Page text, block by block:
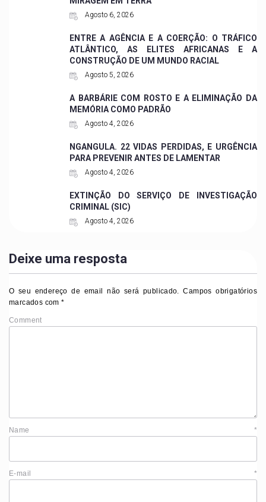
Agosto 6, 2026
ENTRE A AGÊNCIA E A COERÇÃO: O TRÁFICO
ATLÂNTICO, AS ELITES AFRICANAS E A
CONSTRUÇÃO DE UM MUNDO RACIAL
Agosto 5, 2026
A BARBÁRIE COM ROSTO E A ELIMINAÇÃO DA
MEMÓRIA COMO PADRÃO
Agosto 4, 2026
NGANGULA. 22 VIDAS PERDIDAS, E URGÊNCIA
PARA PREVENIR ANTES DE LAMENTAR
Agosto 4, 2026
EXTINÇÃO DO SERVIÇO DE INVESTIGAÇÃO
CRIMINAL (SIC)
Agosto 4, 2026
Deixe uma resposta
O seu endereço de email não será publicado. Campos obrigatórios
marcados com*
Comment
Name *
E-mail *